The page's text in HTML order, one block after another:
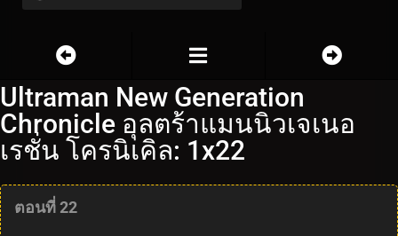
Ultraman New Generation
Chronicle อุลตร้าแมนนิวเจเนอ
เรชั่น โครนิเคิล: 1x22
ตอนที่ 22